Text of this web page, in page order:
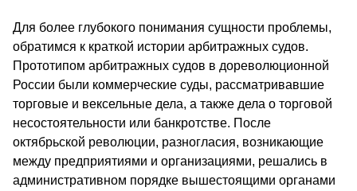
Для более глубокого понимания сущности проблемы,
обратимся к краткой истории арбитражных судов.
Прототипом арбитражных судов в дореволюционной
России были коммерческие суды, рассматривавшие
торговые и вексельные дела, а также дела о торговой
несостоятельности или банкротстве. После
октябрьской революции, разногласия, возникающие
между предприятиями и организациями, решались в
административном порядке вышестоящими органами